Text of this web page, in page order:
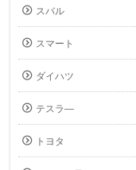
スバル
スマート
ダイハツ
テスラ―
トヨタ